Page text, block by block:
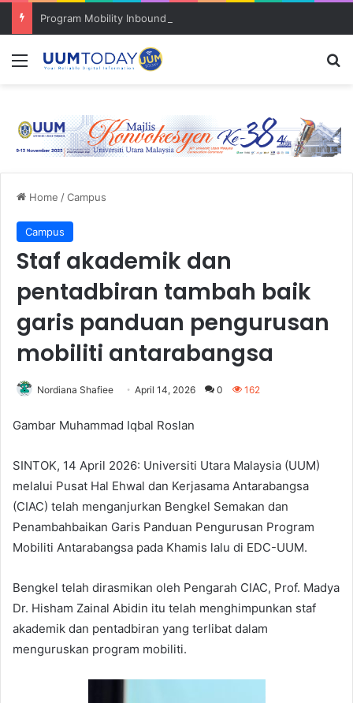
Menu
Home /Campus
Campus
Staf akademik dan
pentadbiran tambah baik
garis panduan pengurusan
mobiliti antarabangsa
Nordiana Shafiee April 14, 2026 0 162
Gambar Muhammad Iqbal Roslan
SINTOK, 14 April 2026: Universiti Utara Malaysia (UUM)
melalui Pusat Hal Ehwal dan Kerjasama Antarabangsa
(CIAC) telah menganjurkan Bengkel Semakan dan
Penambahbaikan Garis Panduan Pengurusan Program
Mobiliti Antarabangsa pada Khamis lalu di EDC-UUM.
Bengkel telah dirasmikan oleh Pengarah CIAC, Prof. Madya
Dr. Hisham Zainal Abidin itu telah menghimpunkan staf
akademik dan pentadbiran yang terlibat dalam
menguruskan program mobiliti.